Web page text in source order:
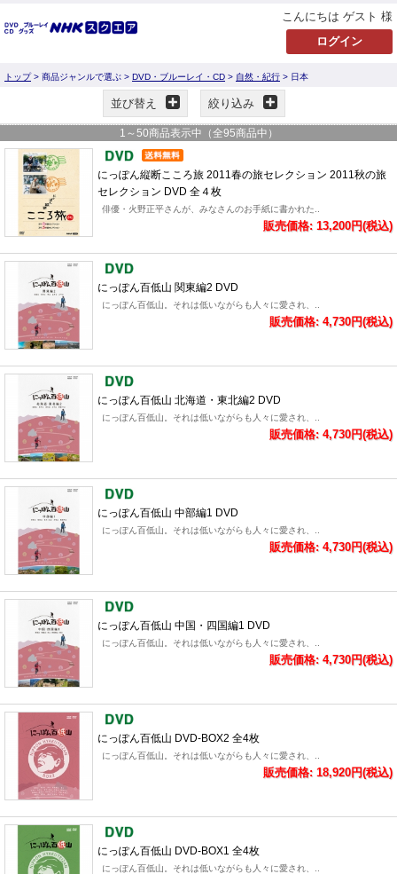
こんにちは ゲスト 様
トップ> 商品ジャンルで選ぶ > DVD・ブルーレイ・CD > 自然・紀行 > 日本
並び替え 絞り込み
1 ～ 50商品表示中（全95商品中）
にっぽん縦断こころ旅 2011春の旅セレクション 2011秋の旅
セレクション DVD 全４枚
俳優・火野正平さんが、みなさんのお手紙に書かれた..
販売価格: 13,200円(税込)
にっぽん百低山 関東編2 DVD
にっぽん百低山。それは低いながらも人々に愛され、..
販売価格: 4,730円(税込)
にっぽん百低山 北海道・東北編2 DVD
にっぽん百低山。それは低いながらも人々に愛され、..
販売価格: 4,730円(税込)
にっぽん百低山 中部編1 DVD
にっぽん百低山。それは低いながらも人々に愛され、..
販売価格: 4,730円(税込)
にっぽん百低山 中国・四国編1 DVD
にっぽん百低山。それは低いながらも人々に愛され、..
販売価格: 4,730円(税込)
にっぽん百低山 DVD-BOX2 全4枚
にっぽん百低山。それは低いながらも人々に愛され、..
販売価格: 18,920円(税込)
にっぽん百低山 DVD-BOX1 全4枚
にっぽん百低山。それは低いながらも人々に愛され、..